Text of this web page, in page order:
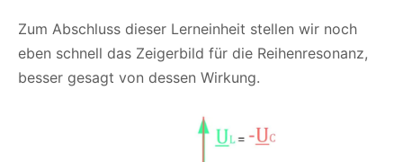
Zum Abschluss dieser Lerneinheit stellen wir noch
eben schnell das Zeigerbild für die Reihenresonanz,
besser gesagt von dessen Wirkung.